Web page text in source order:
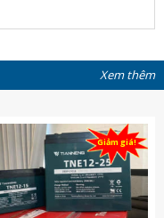
Xem thêm
Giảm giá!